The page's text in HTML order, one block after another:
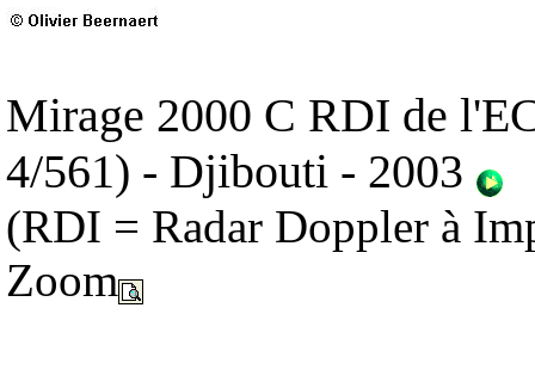
Mirage 2000 C RDI de
4/561) - Djibouti - 2003
(RDI = Radar Doppler à
Zoom